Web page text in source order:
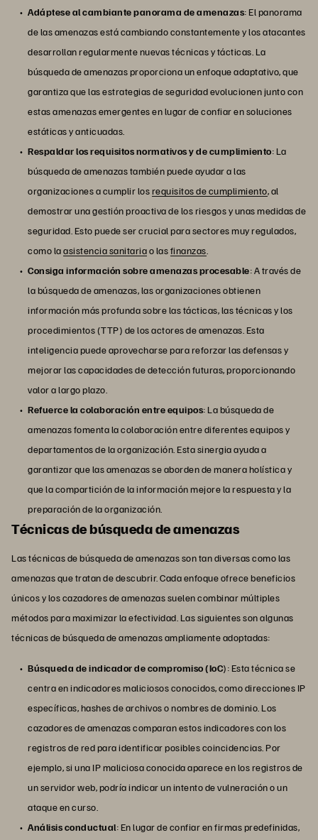
Adáptese al cambiante panorama de amenazas: El panorama
de las amenazas está cambiando constantemente y los atacantes
desarrollan regularmente nuevas técnicas y tácticas. La
búsqueda de amenazas proporciona un enfoque adaptativo, que
garantiza que las estrategias de seguridad evolucionen junto con
estas amenazas emergentes en lugar de confiar en soluciones
estáticas y anticuadas.
Respaldar los requisitos normativos y de cumplimiento: La
búsqueda de amenazas también puede ayudar a las
organizaciones a cumplir losrequisitos de cumplimiento, al
demostrar una gestión proactiva de los riesgos y unas medidas de
seguridad. Esto puede ser crucial para sectores muy regulados,
como laasistencia sanitariao lasfinanzas.
Consiga información sobre amenazas procesable: A través de
la búsqueda de amenazas, las organizaciones obtienen
información más profunda sobre las tácticas, las técnicas y los
procedimientos (TTP) de los actores de amenazas. Esta
inteligencia puede aprovecharse para reforzar las defensas y
mejorar las capacidades de detección futuras, proporcionando
valor a largo plazo.
Refuerce la colaboración entre equipos: La búsqueda de
amenazas fomenta la colaboración entre diferentes equipos y
departamentos de la organización. Esta sinergia ayuda a
garantizar que las amenazas se aborden de manera holística y
que la compartición de la información mejore la respuesta y la
preparación de la organización.
Técnicas de búsqueda de amenazas
Las técnicas de búsqueda de amenazas son tan diversas como las
amenazas que tratan de descubrir. Cada enfoque ofrece beneficios
únicos y los cazadores de amenazas suelen combinar múltiples
métodos para maximizar la efectividad. Las siguientes son algunas
técnicas de búsqueda de amenazas ampliamente adoptadas:
Búsqueda de indicador de compromiso (IoC): Esta técnica se
centra en indicadores maliciosos conocidos, como direcciones IP
específicas, hashes de archivos o nombres de dominio. Los
cazadores de amenazas comparan estos indicadores con los
registros de red para identificar posibles coincidencias. Por
ejemplo, si una IP maliciosa conocida aparece en los registros de
un servidor web, podría indicar un intento de vulneración o un
ataque en curso.
Análisis conductual: En lugar de confiar en firmas predefinidas,